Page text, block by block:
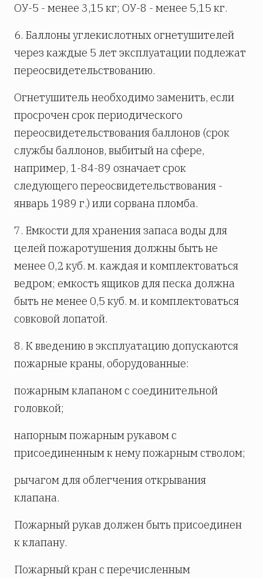
ОУ-5 - менее 3,15 кг; ОУ-8 - менее 5,15 кг.
6. Баллоны углекислотных огнетушителей
через каждые 5 лет эксплуатации подлежат
переосвидетельствованию.
Огнетушитель необходимо заменить, если
просрочен срок периодического
переосвидетельствования баллонов (срок
службы баллонов, выбитый на сфере,
например, 1-84-89 означает срок
следующего переосвидетельствования -
январь 1989 г.) или сорвана пломба.
7. Емкости для хранения запаса воды для
целей пожаротушения должны быть не
менее 0,2 куб. м. каждая и комплектоваться
ведром; емкость ящиков для песка должна
быть не менее 0,5 куб. м. и комплектоваться
совковой лопатой.
8. К введению в эксплуатацию допускаются
пожарные краны, оборудованные:
пожарным клапаном с соединительной
головкой;
напорным пожарным рукавом с
присоединенным к нему пожарным стволом;
рычагом для облегчения открывания
клапана.
Пожарный рукав должен быть присоединен
к клапану.
Пожарный кран с перечисленным